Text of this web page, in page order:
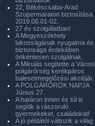
22, Békéscsaba-Arad
Szupermaraton biztosítása
2019.06.01-02.
27 év szolgálatban!
A Megyeszékhely
lakosságának nyugalma és
biztonsága érdekében
önkéntesen szolgálnak.
A Mikulás segítette a Városi
polgárőrség kerékpáros
balesetmegelőzési akcióját.
A POLGÁRŐRÖK NAPJA
Június 27.
A határon innen és túl is
segítik a rászoruló
gyermekeket, családokat!
A jó példától változik a világ